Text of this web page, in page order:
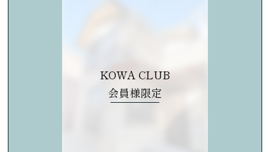
KOWA CLUB
会員様限定